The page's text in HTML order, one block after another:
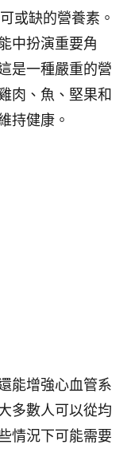
或缺的營養素。
中扮演重要角
是一種嚴重的營
肉、魚、堅果和
持健康。
能增強心血管系
多數人可以從均
情況下可能需要